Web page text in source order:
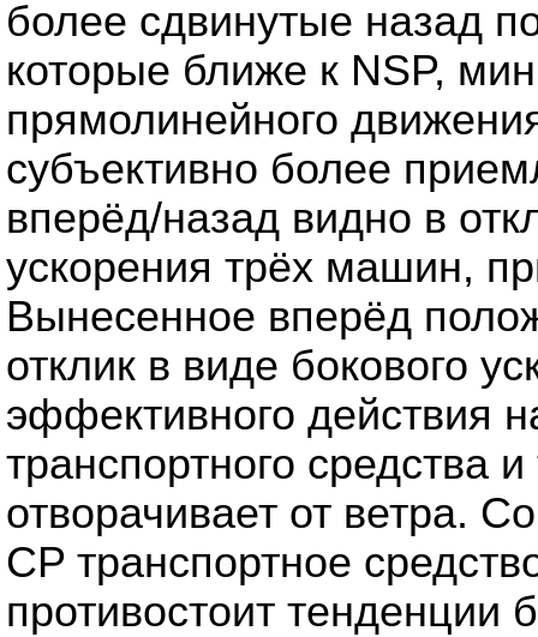
более сдвинутые назад
которые ближе к NSP,
прямолинейного
субъективно более
вперёд/назад видно в
ускорения трёх машин,
Вынесенное вперёд
отклик в виде бокового
эффективного действия
транспортного средства
отворачивает от ветра.
CP транспортное
противостоит